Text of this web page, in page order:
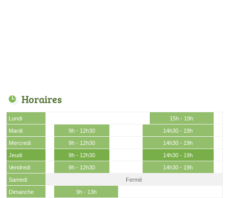
Horaires
Lundi
15h - 19h
Mardi
9h - 12h30
14h30 - 19h
Mercredi
9h - 12h30
14h30 - 19h
Jeudi
9h - 12h30
14h30 - 19h
Vendredi
9h - 12h30
14h30 - 19h
Samedi
Fermé
Dimanche
9h - 13h